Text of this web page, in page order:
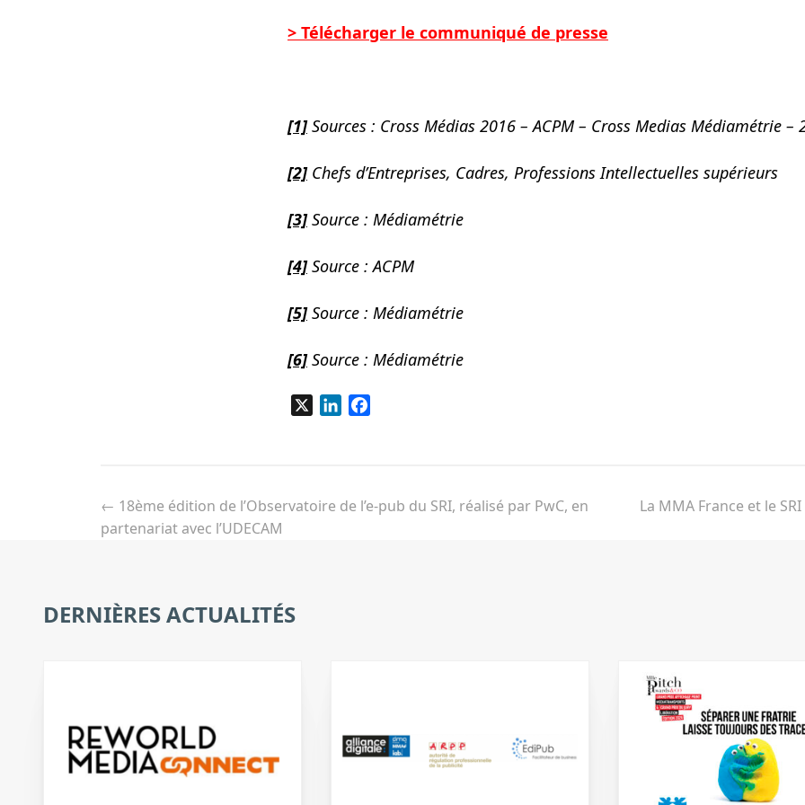
> Télécharger le communiqué de presse
[1] Sources : Cross Médias 2016 – ACPM – Cross Medias Médiamétrie –
[2] Chefs d’Entreprises, Cadres, Professions Intellectuelles supérieurs
[3] Source : Médiamétrie
[4] Source : ACPM
[5]Source : Médiamétrie
[6] Source : Médiamétrie
LinkedIn
de
l’article
← 18ème édition de l’Observatoire de l’e-pub du SRI, réalisé par PwC, en
partenariat avec l’UDECAM
La MMA France et le
DERNIÈRES ACTUALITÉS